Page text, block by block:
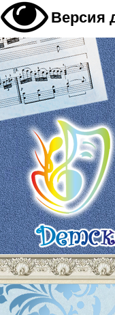
Версия